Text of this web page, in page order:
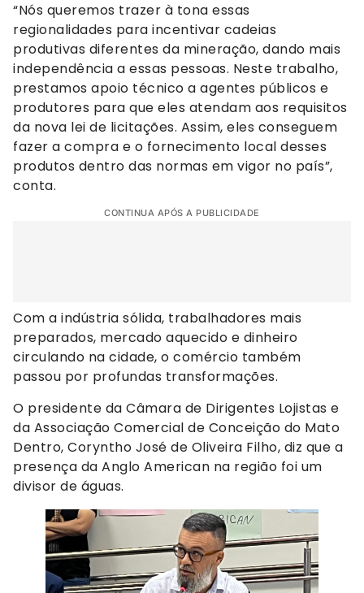
“Nós queremos trazer à tona essas
regionalidades para incentivar cadeias
produtivas diferentes da mineração, dando mais
independência a essas pessoas. Neste trabalho,
prestamos apoio técnico a agentes públicos e
produtores para que eles atendam aos requisitos
da nova lei de licitações. Assim, eles conseguem
fazer a compra e o fornecimento local desses
produtos dentro das normas em vigor no país”,
conta.
CONTINUA APÓS A PUBLICIDADE
Com a indústria sólida, trabalhadores mais
preparados, mercado aquecido e dinheiro
circulando na cidade, o comércio também
passou por profundas transformações.
O presidente da Câmara de Dirigentes Lojistas e
da Associação Comercial de Conceição do Mato
Dentro, Coryntho José de Oliveira Filho, diz que a
presença da Anglo American na região foi um
divisor de águas.